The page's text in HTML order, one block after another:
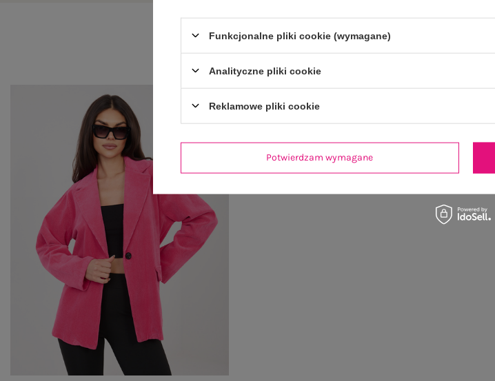
Funkcjonalne pliki cookie (wymagane)
Analityczne pliki cookie
Reklamowe pliki cookie
Potwierdzam wymagane